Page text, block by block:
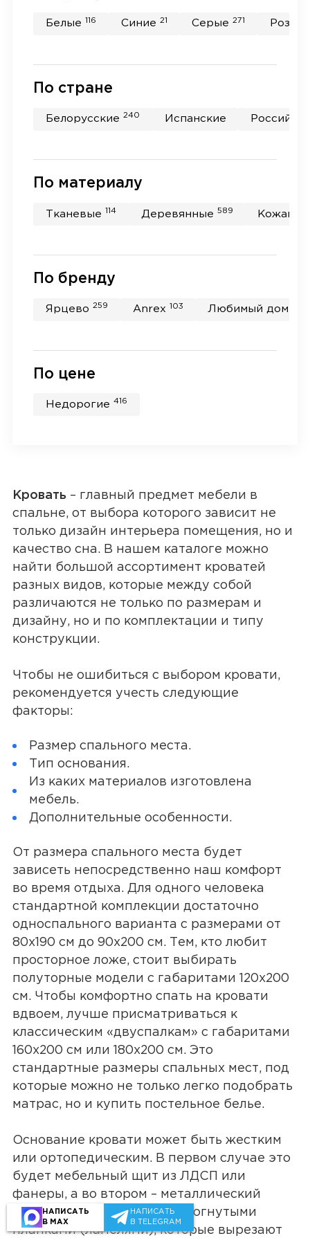
Белые 116 Синие 21 Серые271
По стране
Белорусские 240 Испанские
По материалу
Тканевые 114 Деревянные 589
По бренду
Ярцево 259 Anrex 103 Любимый дом
По цене
Недорогие 416
Кровать– главный предмет мебели в
спальне, от выбора которого зависит не
только дизайн интерьера помещения, но и
качество сна. В нашем каталоге можно
найти большой ассортимент кроватей
разных видов, которые между собой
различаются не только по размерам и
дизайну, но и по комплектации и типу
конструкции.
Чтобы не ошибиться с выбором кровати,
рекомендуется учесть следующие
факторы:
Размер спального места.
Тип основания.
Из каких материалов изготовлена
мебель.
Дополнительные особенности.
От размера спального места будет
зависеть непосредственно наш комфорт
во время отдыха. Для одного человека
стандартной комплекции достаточно
односпального варианта с размерами от
80х190 см до 90х200 см. Тем, кто любит
просторное ложе, стоит выбирать
полуторные модели с габаритами 120х200
см. Чтобы комфортно спать на кровати
вдвоем, лучше присматриваться к
классическим «двуспалкам» с габаритами
160х200 см или 180х200 см. Это
стандартные размеры спальных мест, под
которые можно не только легко подобрать
матрас, но и купить постельное белье.
Основание кровати может быть жестким
или ортопедическим. В первом случае это
будет мебельный щит из ЛДСП или
фанеры, а во втором – металлический
каркас с гибкими, слегка изогнутыми
планками (ламелями), которые вырезают
НАПИСАТЬ
В TELEGRAM
НАПИСАТЬ
В MAX